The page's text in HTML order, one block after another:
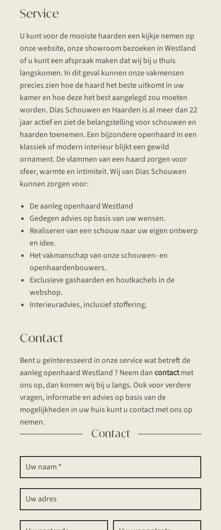
Service
U kunt voor de mooiste haarden een kijkje nemen op
onze website, onze showroom bezoeken in Westland
of u kunt een afspraak maken dat wij bij u thuis
langskomen. In dit geval kunnen onze vakmensen
precies zien hoe de haard het beste uitkomt in uw
kamer en hoe deze het best aangelegd zou moeten
worden. Dias Schouwen en Haarden is al meer dan 22
jaar actief en ziet de belangstelling voor schouwen en
haarden toenemen. Een bijzondere openhaard in een
klassiek of modern interieur blijkt een gewild
ornament. De vlammen van een haard zorgen voor
sfeer, warmte en intimiteit. Wij van Dias Schouwen
kunnen zorgen voor:
De aanleg openhaard Westland
Gedegen advies op basis van uw wensen.
Realiseren van een schouw naar uw eigen ontwerp
en idee.
Het vakmanschap van onze schouwen- en
openhaardenbouwers.
Exclusieve gashaarden en houtkachels in de
webshop.
Interieuradvies, inclusief stoffering.
Contact
Bent u geïnteresseerd in onze service wat betreft de
aanleg openhaard Westland ? Neem dancontactmet
ons op, dan komen wij bij u langs. Ook voor verdere
vragen, informatie en advies op basis van de
mogelijkheden in uw huis kunt u contact met ons op
nemen.
Contact